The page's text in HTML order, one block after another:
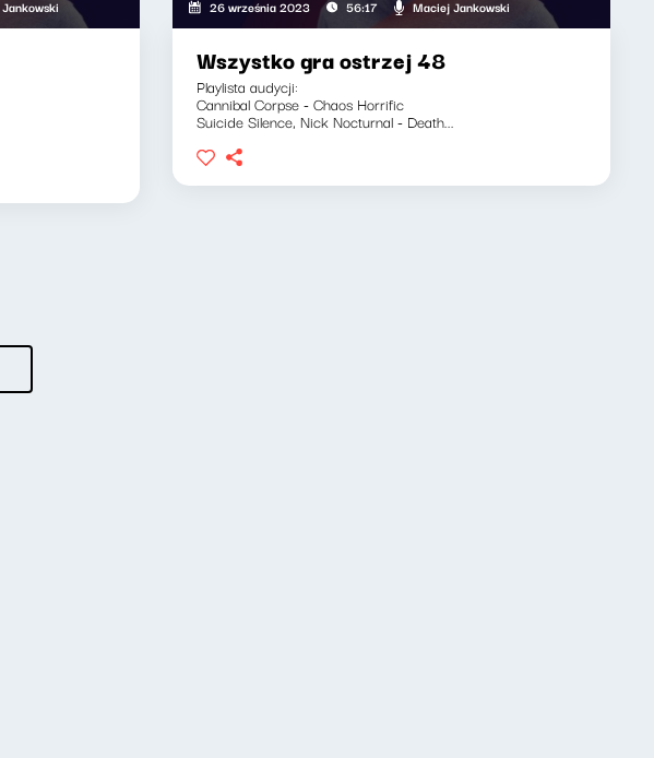
26 września 2023 56:17 Maciej Jankowski
Wszystko gra ostrzej 48
Playlista audycji:
Cannibal Corpse - Chaos Horrific
Suicide Silence, Nick Nocturnal - Death...